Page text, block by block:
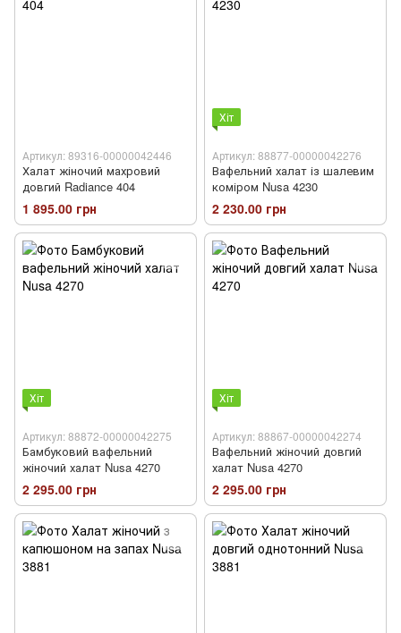
Артикул: 89316-00000042446
Халат жіночий махровий
довгий Radiance 404
1 895.00 грн
Хіт
Артикул: 88877-00000042276
Вафельний халат із шалевим
коміром Nusa 4230
2 230.00 грн
Хіт
Артикул: 88872-00000042275
Бамбуковий вафельний
жіночий халат Nusa 4270
2 295.00 грн
Хіт
Артикул: 88867-00000042274
Вафельний жіночий довгий
халат Nusa 4270
2 295.00 грн